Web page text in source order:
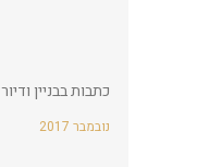
כתבות בבניין ודיור
2017 נובמבר